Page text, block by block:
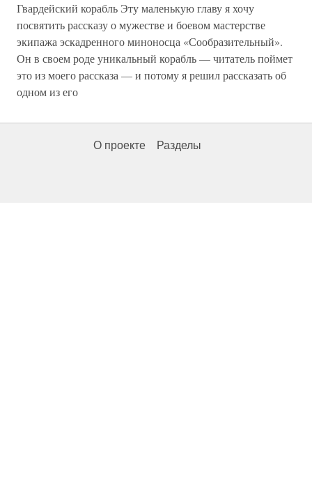
Гвардейский корабль Эту маленькую главу я хочу
посвятить рассказу о мужестве и боевом мастерстве
экипажа эскадренного миноносца «Сообразительный».
Он в своем роде уникальный корабль — читатель поймет
это из моего рассказа — и потому я решил рассказать об
одном из его
О проекте Разделы